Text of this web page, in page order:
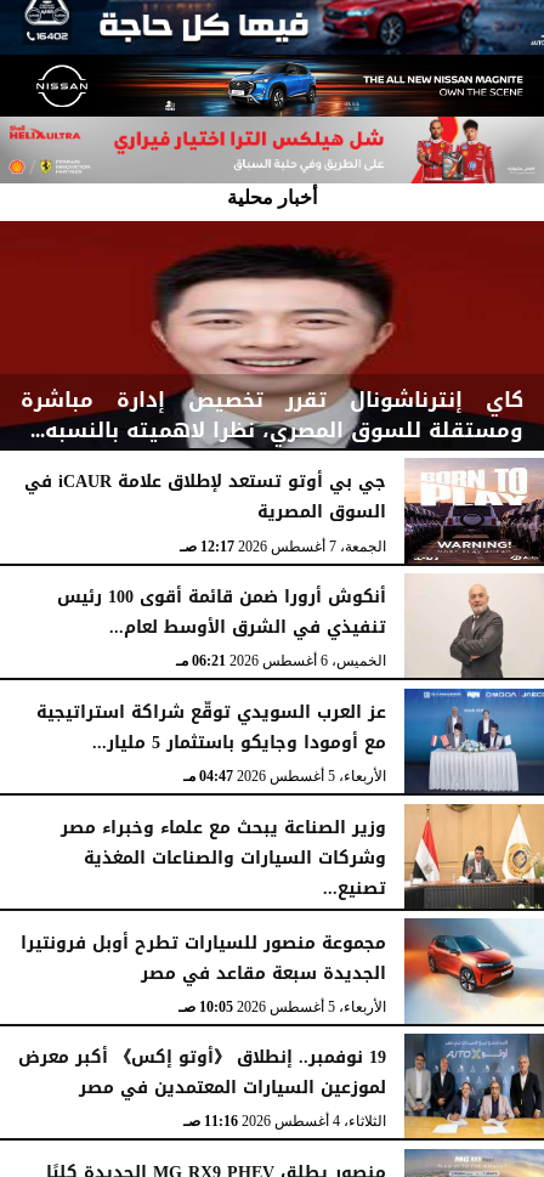
أخبار محلية
كاي إنترناشونال تقرر تخصيص إدارة مباشرة
ومستقلة للسوق المصري، نظرا لاهميته بالنسبه...
السبت، 8 أغسطس 2026 03:00 مـ
جي بي أوتو تستعد لإطلاق علامة iCAUR في
السوق المصرية
الجمعة، 7 أغسطس 2026 12:17 صـ
أنكوش أرورا ضمن قائمة أقوى 100 رئيس
تنفيذي في الشرق الأوسط لعام...
الخميس، 6 أغسطس 2026 06:21 مـ
عز العرب السويدي توقّع شراكة استراتيجية
مع أومودا وجايكو باستثمار 5 مليار...
الأربعاء، 5 أغسطس 2026 04:47 مـ
وزير الصناعة يبحث مع علماء وخبراء مصر
وشركات السيارات والصناعات المغذية
تصنيع...
الأربعاء، 5 أغسطس 2026
مجموعة منصور للسيارات تطرح أوبل فرونتيرا
الجديدة سبعة مقاعد في مصر
الأربعاء، 5 أغسطس 2026 10:05 صـ
19 نوفمبر.. إنطلاق 《أوتو إكس》 أكبر معرض
لموزعين السيارات المعتمدين في مصر
الثلاثاء، 4 أغسطس 2026 11:16 صـ